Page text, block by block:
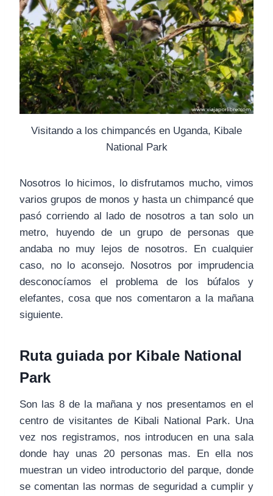
Visitando a los chimpancés en Uganda, Kibale
National Park
Nosotros lo hicimos, lo disfrutamos mucho, vimos
varios grupos de monos y hasta un chimpancé que
pasó corriendo al lado de nosotros a tan solo un
metro, huyendo de un grupo de personas que
andaba no muy lejos de nosotros. En cualquier
caso, no lo aconsejo. Nosotros por imprudencia
desconocíamos el problema de los búfalos y
elefantes, cosa que nos comentaron a la mañana
siguiente.
Ruta guiada por Kibale National
Park
Son las 8 de la mañana y nos presentamos en el
centro de visitantes de Kibali National Park. Una
vez nos registramos, nos introducen en una sala
donde hay unas 20 personas mas. En ella nos
muestran un video introductorio del parque, donde
se comentan las normas de seguridad a cumplir y